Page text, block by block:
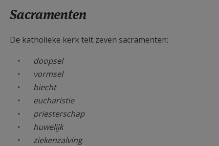
Sacramenten
De katholieke kerk telt zeven sacramenten:
doopsel
vormsel
biecht
eucharistie
priesterschap
huwelijk
ziekenzalving